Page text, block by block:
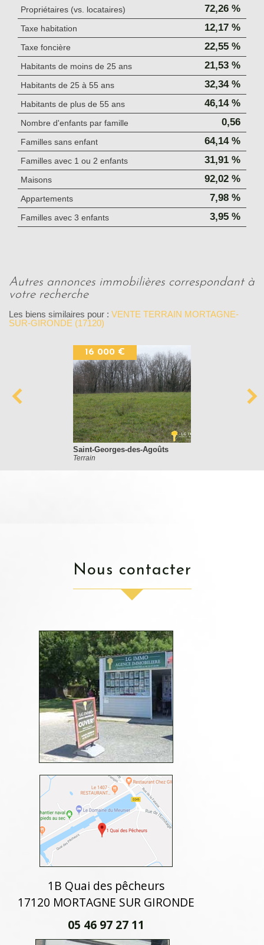
Propriétaires (vs. locataires) 72,26 %
Taxe habitation 12,17 %
Taxe foncière 22,55 %
Habitants de moins de 25 ans 21,53 %
Habitants de 25 à 55 ans 32,34 %
Habitants de plus de 55 ans 46,14 %
Nombre d'enfants par famille 0,56
Familles sans enfant 64,14 %
Familles avec 1 ou 2 enfants 31,91 %
Maisons 92,02 %
Appartements 7,98 %
Familles avec 3 enfants 3,95 %
autres annonces immobilières correspondant à
votre recherche
Les biens similaires pour : VENTE TERRAIN MORTAGNE-
SUR-GIRONDE (17120)
16 000 €
Saint-Georges-des-Agoûts
Terrain
nous contacter
1B Quai des pêcheurs
17120 MORTAGNE SUR GIRONDE
05 46 97 27 11